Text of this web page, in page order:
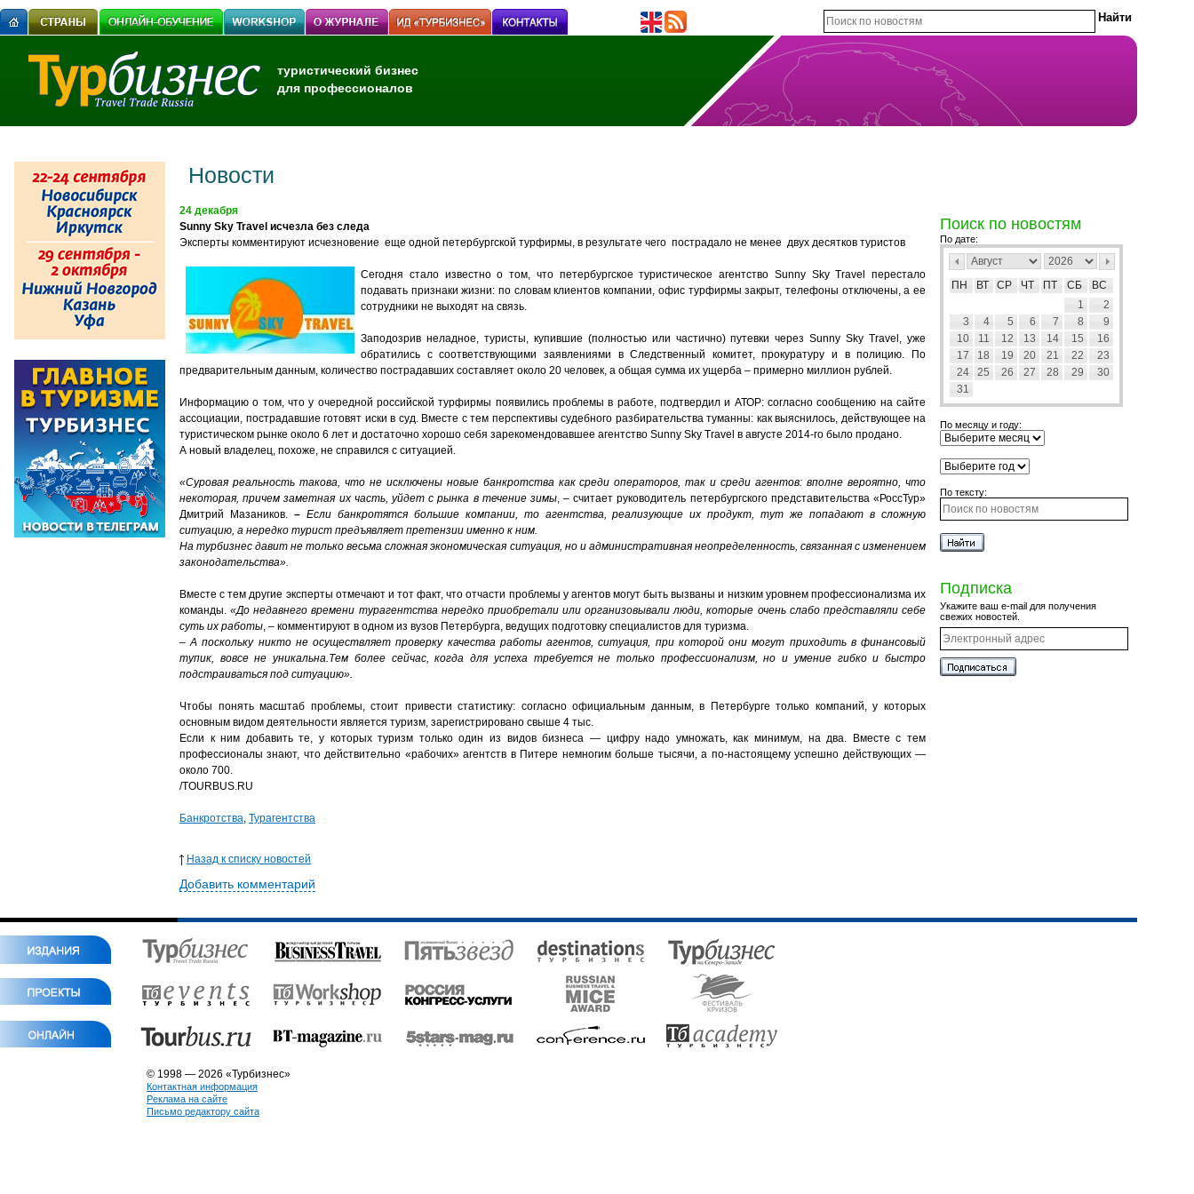
туристический бизнес
для профессионалов
Новости
24 декабря
Sunny Sky Travel исчезла без следа
Эксперты комментируют исчезновение еще одной петербургской турфирмы, в результате чего пострадало не менее двух десятков туристов
Сегодня стало известно о том, что петербургское туристическое агентство Sunny Sky Travel перестало
подавать признаки жизни: по словам клиентов компании, офис турфирмы закрыт, телефоны отключены, а ее
сотрудники не выходят на связь.
Заподозрив неладное, туристы, купившие (полностью или частично) путевки через Sunny Sky Travel, уже
обратились с соответствующими заявлениями в Следственный комитет, прокуратуру и в полицию. По
предварительным данным, количество пострадавших составляет около 20 человек, а общая сумма их ущерба – примерно миллион рублей.
Информацию о том, что у очередной российской турфирмы появились проблемы в работе, подтвердил и АТОР: согласно сообщению на сайте
ассоциации, пострадавшие готовят иски в суд. Вместе с тем перспективы судебного разбирательства туманны: как выяснилось, действующее на
туристическом рынке около 6 лет и достаточно хорошо себя зарекомендовавшее агентство Sunny Sky Travel в августе 2014-го было продано.
А новый владелец, похоже, не справился с ситуацией.
«Суровая реальность такова, что не исключены новые банкротства как среди операторов, так и среди агентов: вполне вероятно, что
некоторая, причем заметная их часть, уйдет с рынка в течение зимы, – считает руководитель петербургского представительства «РоссТур»
Дмитрий Мазаников. – Если банкротятся большие компании, то агентства, реализующие их продукт, тут же попадают в сложную
ситуацию, а нередко турист предъявляет претензии именно к ним.
На турбизнес давит не только весьма сложная экономическая ситуация, но и административная неопределенность, связанная с изменением
законодательства».
Вместе с тем другие эксперты отмечают и тот факт, что отчасти проблемы у агентов могут быть вызваны и низким уровнем профессионализма их
команды. «До недавнего времени турагентства нередко приобретали или организовывали люди, которые очень слабо представляли себе
суть их работы, – комментируют в одном из вузов Петербурга, ведущих подготовку специалистов для туризма.
–А поскольку никто не осуществляет проверку качества работы агентов, ситуация, при которой они могут приходить в финансовый
тупик, вовсе не уникальна.Тем более сейчас, когда для успеха требуется не только профессионализм, но и умение гибко и быстро
подстраиваться под ситуацию».
Чтобы понять масштаб проблемы, стоит привести статистику: согласно официальным данным, в Петербурге только компаний, у которых
основным видом деятельности является туризм, зарегистрировано свыше 4 тыс.
Если к ним добавить те, у которых туризм только один из видов бизнеса — цифру надо умножать, как минимум, на два. Вместе с тем
профессионалы знают, что действительно «рабочих» агентств в Питере немногим больше тысячи, а по-настоящему успешно действующих —
около 700.
/TOURBUS.RU
Банкротства, Турагентства
Назад к списку новостей
Добавить комментарий
Поиск по новостям
По дате:
ПН ВТ СР ЧТ ПТ СБ
ВС
1
2
3
4 5 6 7 8
9
10
11 12 13 14 15
16
17
18 19 20 21 22
23
24
25 26 27 28 29
30
31
По месяцу и году:
По тексту:
Подписка
Укажите ваш e-mail для получения
свежих новостей.
© 1998 — 2026 «Турбизнес»
Контактная информация
Реклама на сайте
Письмо редактору сайта